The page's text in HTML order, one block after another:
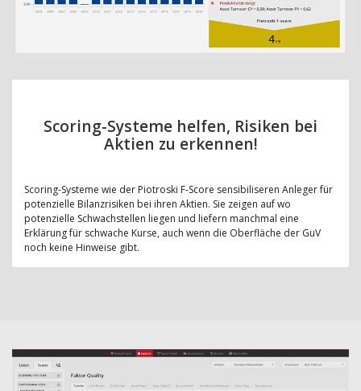
Scoring-Systeme helfen, Risiken bei
Aktien zu erkennen!
Scoring-Systeme wie der Piotroski F-Score sensibiliseren Anleger für
potenzielle Bilanzrisiken bei ihren Aktien. Sie zeigen auf wo
potenzielle Schwachstellen liegen und liefern manchmal eine
Erklärung für schwache Kurse, auch wenn die Oberfläche der GuV
noch keine Hinweise gibt.